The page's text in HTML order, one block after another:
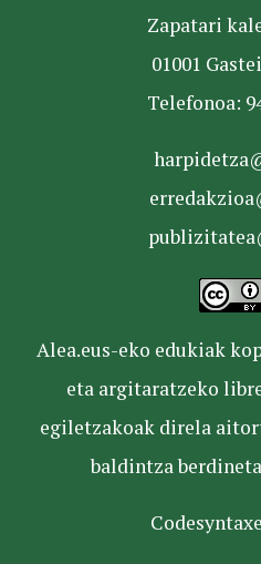
Zapatari
01001
Telefonoa:
Alea.eus-eko edukiak
eta argitaratzeko
egiletzakoak direla
baldintza